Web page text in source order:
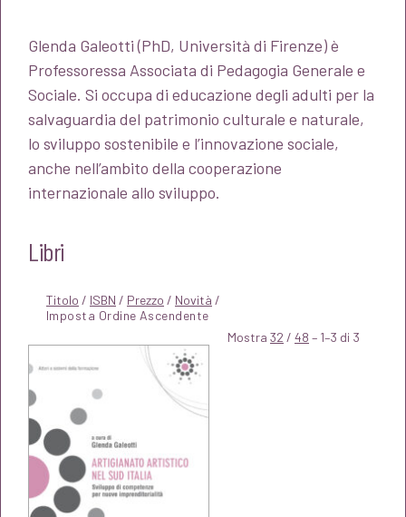
Glenda Galeotti (PhD, Università di Firenze) è
Professoressa Associata di Pedagogia Generale e
Sociale. Si occupa di educazione degli adulti per la
salvaguardia del patrimonio culturale e naturale,
lo sviluppo sostenibile e l’innovazione sociale,
anche nell’ambito della cooperazione
internazionale allo sviluppo.
Libri
Titolo / ISBN / Prezzo / Novità /
Mostra 32 / 48 – 1–3 di 3